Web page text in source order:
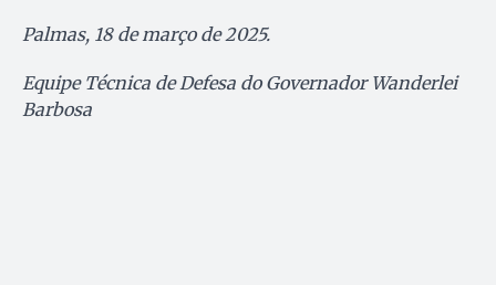
Palmas, 18 de março de 2025.
Equipe Técnica de Defesa do Governador Wanderlei
Barbosa